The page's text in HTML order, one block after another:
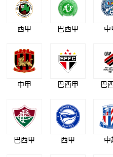
西甲 巴西甲 中
中甲 巴西甲 巴
巴西甲 西甲 中